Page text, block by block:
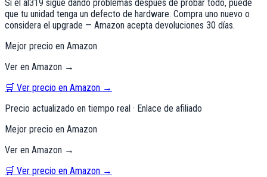
Si el al319 sigue dando problemas después de probar todo, puede
que tu unidad tenga un defecto de hardware. Compra uno nuevo o
considera el upgrade — Amazon acepta devoluciones 30 días.
Mejor precio en Amazon
Ver en Amazon →
🛒 Ver precio en Amazon →
Precio actualizado en tiempo real · Enlace de afiliado
Mejor precio en Amazon
Ver en Amazon →
🛒 Ver precio en Amazon →